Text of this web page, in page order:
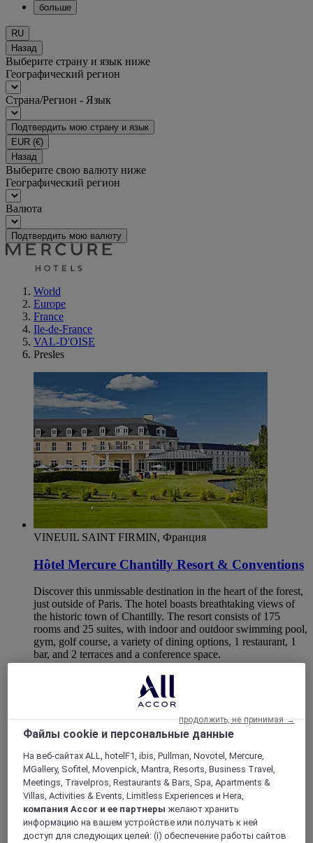
больше
RU
Назад
Выберите страну и язык ниже
Географический регион
Страна/Регион - Язык
Подтвердить мою страну и язык
EUR (€)
Назад
Выберите свою валюту ниже
Географический регион
Валюта
Подтвердить мою валюту
World
Europe
France
Ile-de-France
VAL-D'OISE
Presles
VINEUIL SAINT FIRMIN, Франция
Hôtel Mercure Chantilly Resort & Conventions
Discover this unmissable destination in the heart of the forest,
just outside of Paris. The hotel boasts breathtaking views of
the historic town of Chantilly. The resort consists of 175
rooms and 25 suites, with indoor and outdoor swimming pool,
gym, golf course, a variety of dining options, 1 restaurant, 1
bar, and 2 terraces and a conference space.
Rated 4,4 of 5
Файлы cookie и персональные данные
На веб-сайтах ALL, hotelF1, ibis, Pullman, Novotel, Mercure,
MGallery, Sofitel, Movenpick, Mantra, Resorts, Business Travel,
Meetings, Travelpros, Restaurants & Bars, Spa, Apartments &
Villas, Activities & Events, Limitless Experiences и Hera,
компания Accor и ее партнеры желают хранить
информацию на вашем устройстве или получать к ней
доступ для следующих целей: (i) обеспечение работы сайтов
продолжить, не принимая →